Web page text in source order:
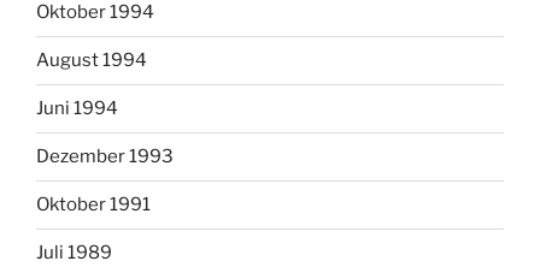
Oktober 1994
August 1994
Juni 1994
Dezember 1993
Oktober 1991
Juli 1989